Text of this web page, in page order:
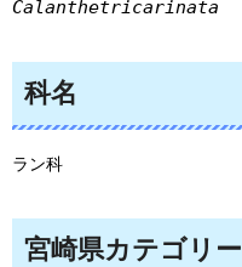
Calanthetricarinata
科名
ラン科
宮崎県カテゴリー